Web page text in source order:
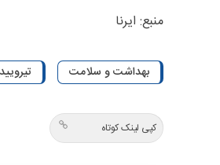
منبع: ایرنا
بهداشت و سلامت تیرویید
کپی لینک کوتاه